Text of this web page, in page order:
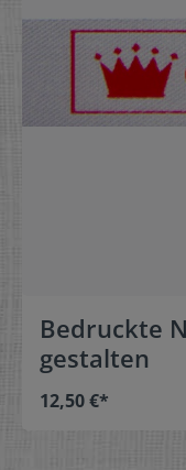
Bedruckte
gestalten
12,50 €*